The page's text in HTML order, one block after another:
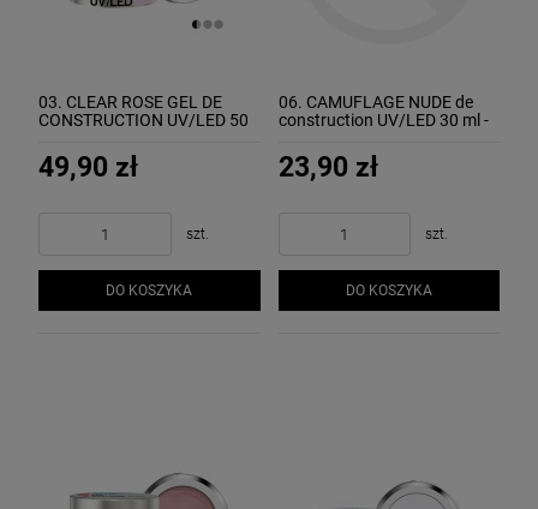
03. CLEAR ROSE GEL DE
CONSTRUCTION UV/LED 50
49,90 zł
szt.
DO KOSZYKA
06. CAMUFLAGE NUDE de
construction UV/LED 30 ml -
23,90 zł
szt.
DO KOSZYKA